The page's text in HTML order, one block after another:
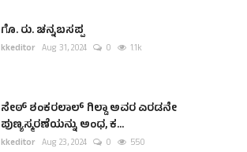
ಗೊ. ರು. ಚನ್ನಬಸಪ್ಪ
kkeditor Aug 31, 2024 0 1.1k
ಸೇಠ್ ಶಂಕರಲಾಲ್ ಗಿಲ್ಡಾ ಅವರ ಎರಡನೇ
ಪುಣ್ಯಸ್ಮರಣೆಯನ್ನು ಅಂಧ, ಕ...
kkeditor Aug 23, 2024 0 550